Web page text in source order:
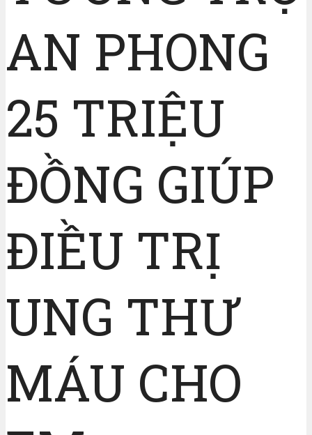
AN PHONG
25 TRIỆU
ĐỒNG GIÚP
ĐIỀU TRỊ
UNG THƯ
MÁU CHO